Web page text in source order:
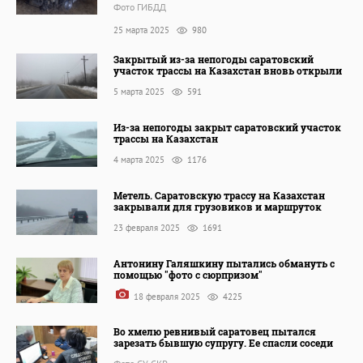
Фото ГИБДД
25 марта 2025 980
Закрытый из-за непогоды саратовский
участок трассы на Казахстан вновь открыли
5 марта 2025 591
Из-за непогоды закрыт саратовский участок
трассы на Казахстан
4 марта 2025 1176
Метель. Саратовскую трассу на Казахстан
закрывали для грузовиков и маршруток
23 февраля 2025 1691
Антонину Галяшкину пытались обмануть с
помощью "фото с сюрпризом"
18 февраля 2025 4225
Во хмелю ревнивый саратовец пытался
зарезать бывшую супругу. Ее спасли соседи